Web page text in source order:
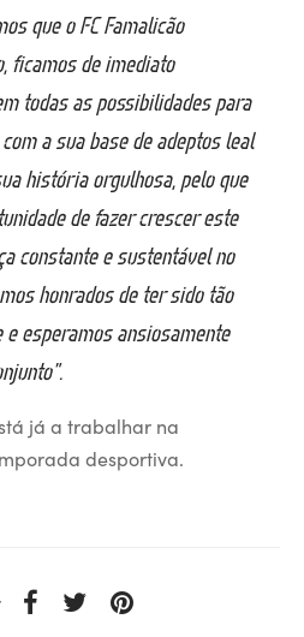
que o FC Famalicão
ficamos de imediato
todas as possibilidades para
a sua base de adeptos leal
história orgulhosa, pelo que
de fazer crescer este
constante e sustentável no
honrados de ter sido tão
e esperamos ansiosamente
já a trabalhar na
desportiva.